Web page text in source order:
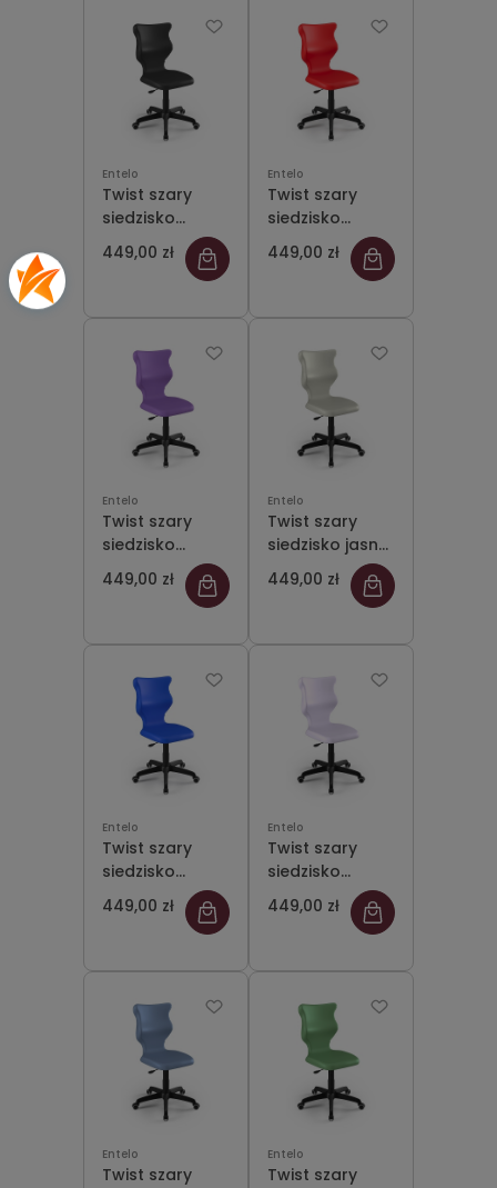
Entelo
Twist szary
siedzisko
czarne rozmiar
4 WK+P - bez
podłokietników
- stopki
449,00 zł
Entelo
Twist szary
siedzisko
czerwone
rozmiar 4 WK+P
podłokietników
449,00 zł
Entelo
Twist szary
siedzisko
fioletowe
rozmiar 4 WK+P
podłokietników
449,00 zł
Entelo
Twist szary
siedzisko jasne
szare rozmiar 4
WK+P - bez
podłokietników
- stopki
449,00 zł
Entelo
Twist szary
siedzisko
niebieskie
rozmiar 4 WK+P
podłokietników
449,00 zł
Entelo
Twist szary
siedzisko
pastelowe
fioletowe
rozmiar 4 WK+P
- bez
- stopki
449,00 zł
Entelo
Twist szary
Entelo
Twist szary